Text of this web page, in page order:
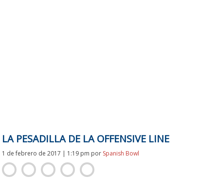
LA PESADILLA DE LA OFFENSIVE LINE
1 de febrero de 2017 | 1:19 pm por Spanish Bowl